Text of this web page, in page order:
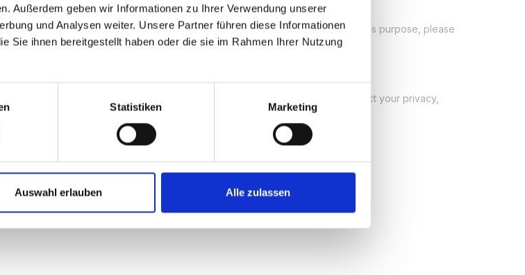
Außerdem geben wir Informationen zu Ihrer Verwendung unserer
und Analysen weiter. Unsere Partner führen diese Informationen
Sie ihnen bereitgestellt haben oder die sie im Rahmen Ihrer Nutzung
Statistiken Marketing
Auswahl erlauben Alle zulassen